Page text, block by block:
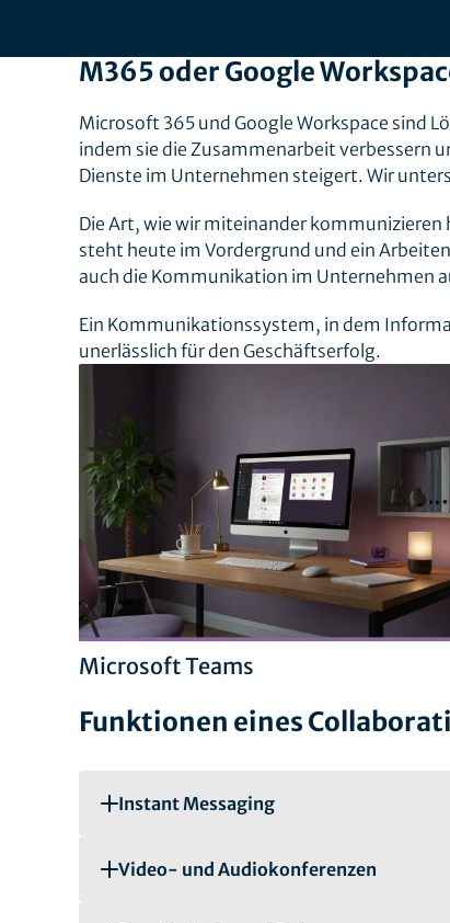
M365 oder Google
Microsoft 365 und Google Workspace sind
indem sie die Zusammenarbeit verbessern
Dienste im Unternehmen steigert. Wir
Die Art, wie wir miteinander
steht heute im Vordergrund und ein
auch die Kommunikation im Unternehmen
Ein Kommunikationssystem, in dem
unerlässlich für den Geschäftserfolg.
Microsoft Teams
Funktionen eines
Instant Messaging
Video- und Audiokonferenzen